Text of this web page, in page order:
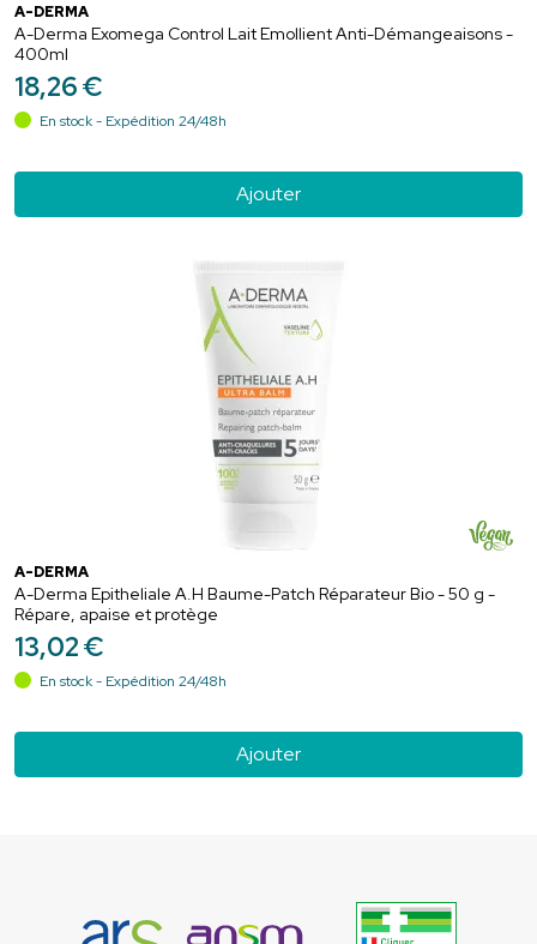
A-DERMA
A-Derma Exomega Control Lait Emollient Anti-Démangeaisons -
400ml
18,26€
En stock - Expédition 24/48h
Ajouter
A-DERMA
A-Derma Epitheliale A.H Baume-Patch Réparateur Bio - 50 g -
Répare, apaise et protège
13,02€
En stock - Expédition 24/48h
Ajouter